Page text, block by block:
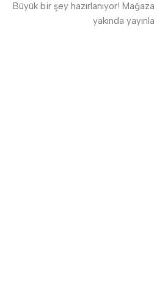
Büyük bir şey hazırlanıyor!
yakında